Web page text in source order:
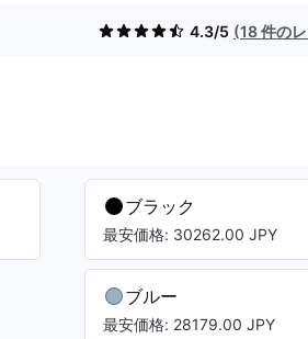
4.3/5 (18 件の
ブラック
最安価格: 30262.00 JPY
ブルー
最安価格: 28179.00 JPY